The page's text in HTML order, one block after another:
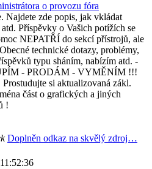
o provozu fóra
Najdete zde popis, jak vkládat
Příspěvky o Vašich potížích se
NEPATŘÍ do sekcí přístrojů, ale
technické dotazy, problémy,
typu sháním, nabízím atd. -
- PRODÁM - VYMĚNÍM !!!
si aktualizovaná zákl.
část o grafických a jiných
!
Doplněn odkaz na skvělý zdroj…